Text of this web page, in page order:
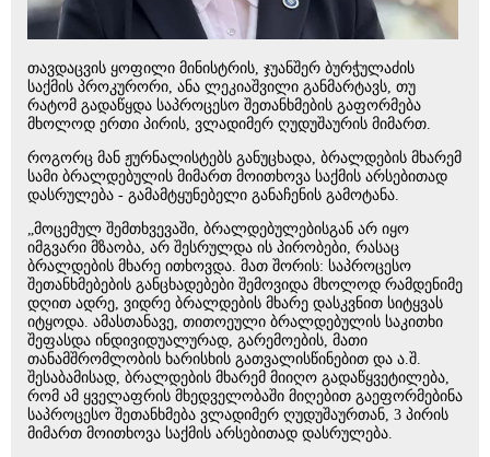
თავდაცვის ყოფილი მინისტრის, ჯუანშერ ბურჭულაძის
საქმის პროკურორი, ანა ლეკიაშვილი განმარტავს, თუ
რატომ გადაწყდა საპროცესო შეთანხმების გაფორმება
მხოლოდ ერთი პირის, ვლადიმერ ღუდუშაურის მიმართ.
როგორც მან ჟურნალისტებს განუცხადა, ბრალდების მხარემ
სამი ბრალდებულის მიმართ მოითხოვა საქმის არსებითად
დასრულება - გამამტყუნებელი განაჩენის გამოტანა.
„მოცემულ შემთხვევაში, ბრალდებულებისგან არ იყო
იმგვარი მზაობა, არ შესრულდა ის პირობები, რასაც
ბრალდების მხარე ითხოვდა. მათ შორის: საპროცესო
შეთანხმებების განცხადებები შემოვიდა მხოლოდ რამდენიმე
დღით ადრე, ვიდრე ბრალდების მხარე დასკვნით სიტყვას
იტყოდა. ამასთანავე, თითოეული ბრალდებულის საკითხი
შეფასდა ინდივიდუალურად, გარემოების, მათი
თანამშრომლობის ხარისხის გათვალისწინებით და ა.შ.
შესაბამისად, ბრალდების მხარემ მიიღო გადაწყვეტილება,
რომ ამ ყველაფრის მხედველობაში მიღებით გაეფორმებინა
საპროცესო შეთანხმება ვლადიმერ ღუდუშაურთან, 3 პირის
მიმართ მოითხოვა საქმის არსებითად დასრულება.